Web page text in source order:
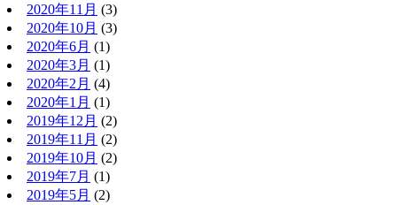
2020年11月 (3)
2020年10月 (3)
2020年6月 (1)
2020年3月 (1)
2020年2月 (4)
2020年1月 (1)
2019年12月 (2)
2019年11月 (2)
2019年10月 (2)
2019年7月 (1)
2019年5月 (2)